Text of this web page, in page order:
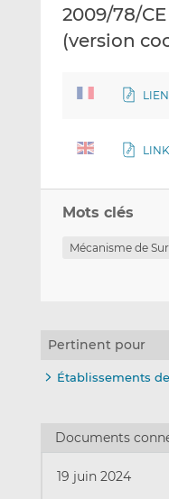
2009/78/
(version
LIEN
LINK
Mots clés
Mécanisme de
Pertinent pour
Établissements
Documents
19 juin 2024